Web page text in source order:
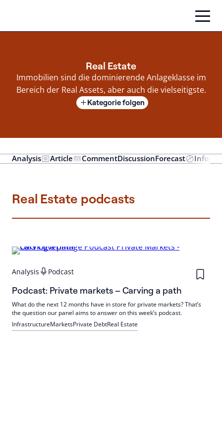
springen
Real Estate
Immobilien sind die dominierende Anlageklasse im
Bereich der Real Assets, aber auch die vielseitigste.
Kategorie folgen
Analysis Article CommentDiscussionForecast
Real Estate podcasts
Analysis Podcast
Podcast: Private markets – Carving a path
What do the next 12 months have in store for private markets? That’s
the question our panel aims to answer on this week’s podcast.
InfrastructureMarketsPrivate DebtReal Estate